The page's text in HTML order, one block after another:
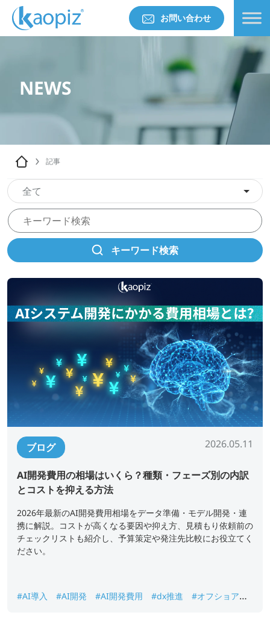
お問い合わせ
NEWS
記事
全て
キーワード検索
ブログ 2026.05.11
AI開発費用の相場はいくら？種類・フェーズ別の内訳
とコストを抑える方法
2026年最新のAI開発費用相場をデータ準備・モデル開発・連
携に解説。コストが高くなる要因や抑え方、見積もり依頼前の
チェックリストも紹介し、予算策定や発注先比較にお役立てく
ださい。
#AI導入 #AI開発 #AI開発費用 #dx推進
#オフショア開